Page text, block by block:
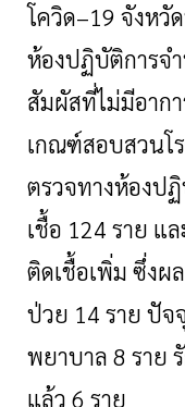
โควิด–19 จังหวั
ห้องปฏิบัติการจ
สัมผัสที่ไม่มีอาก
เกณฑ์สอบสวนโ
ตรวจทางห้องป
เชื้อ 124 ราย แ
ติดเชื้อเพิ่ม ซึ่งผ
ป่วย 14 ราย ปัจ
พยาบาล 8 ราย
แล้ว 6 ราย